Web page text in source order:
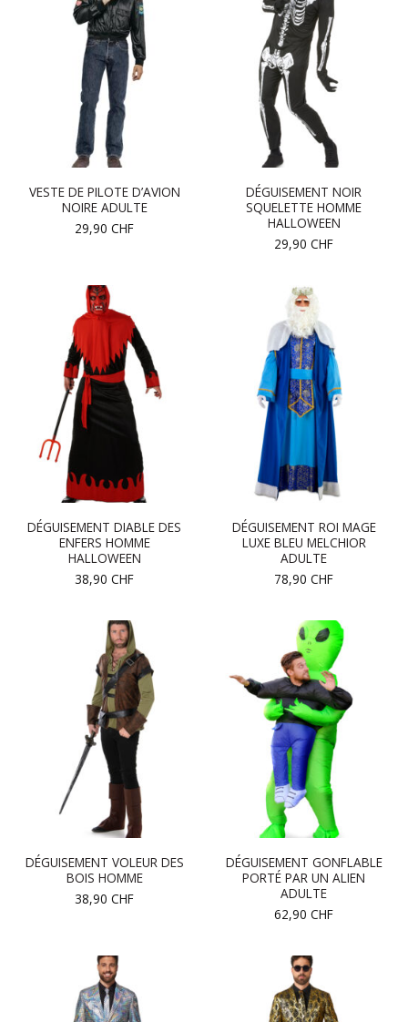
VESTE DE PILOTE D’AVION
NOIRE ADULTE
29,90 CHF
DÉGUISEMENT NOIR
SQUELETTE HOMME
HALLOWEEN
29,90 CHF
DÉGUISEMENT DIABLE DES
ENFERS HOMME
HALLOWEEN
38,90 CHF
DÉGUISEMENT ROI MAGE
LUXE BLEU MELCHIOR
ADULTE
78,90 CHF
DÉGUISEMENT VOLEUR DES
BOIS HOMME
38,90 CHF
DÉGUISEMENT GONFLABLE
PORTÉ PAR UN ALIEN
ADULTE
62,90 CHF